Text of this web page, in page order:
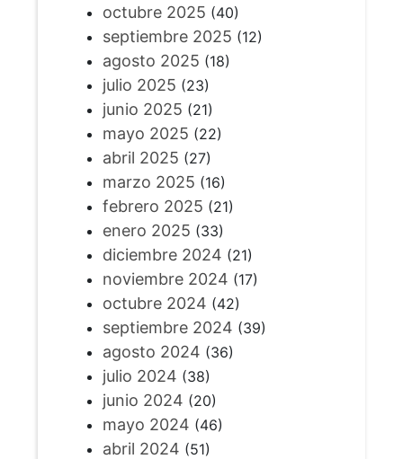
octubre 2025 (40)
septiembre 2025 (12)
agosto 2025 (18)
julio 2025 (23)
junio 2025 (21)
mayo 2025 (22)
abril 2025 (27)
marzo 2025 (16)
febrero 2025 (21)
enero 2025 (33)
diciembre 2024 (21)
noviembre 2024 (17)
octubre 2024 (42)
septiembre 2024 (39)
agosto 2024 (36)
julio 2024 (38)
junio 2024 (20)
mayo 2024 (46)
abril 2024 (51)